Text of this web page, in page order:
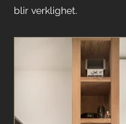
blir verklighet.